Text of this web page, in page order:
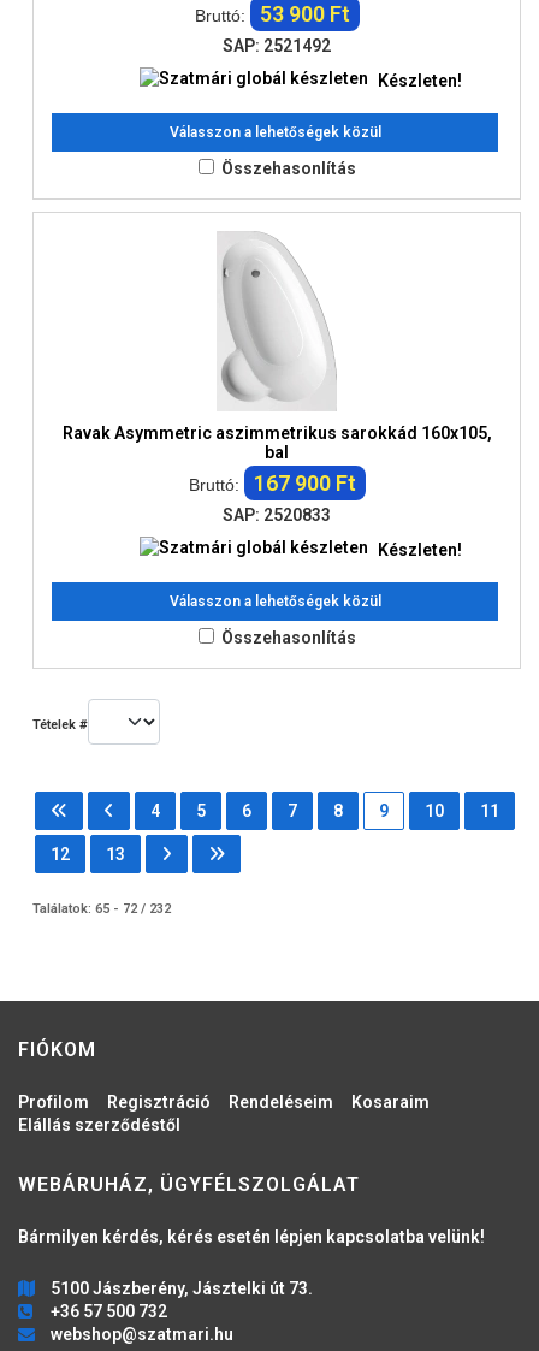
Bruttó:
53 900 Ft
SAP: 2521492
Készleten!
Válasszon a lehetőségek közül
Összehasonlítás
Ravak Asymmetric aszimmetrikus sarokkád 160x105,
bal
Bruttó:
167 900 Ft
SAP: 2520833
Készleten!
Válasszon a lehetőségek közül
Összehasonlítás
Tételek #
4 5 6 7 8 9 10 11
12 13
Találatok: 65 - 72 / 232
FIÓKOM
Profilom Regisztráció Rendeléseim
Kosaraim
Elállás szerződéstől
WEBÁRUHÁZ, ÜGYFÉLSZOLGÁLAT
Bármilyen kérdés, kérés esetén lépjen kapcsolatba velünk!
5100 Jászberény, Jásztelki út 73.
+36 57 500 732
webshop@szatmari.hu